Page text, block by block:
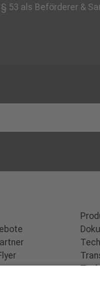
53 als Beförderer &